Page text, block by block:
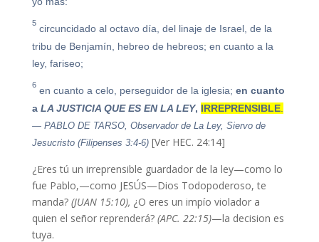
5circuncidado al octavo día, del linaje de Israel, de la
tribu de Benjamín, hebreo de hebreos; en cuanto a la
ley, fariseo;
6en cuanto a celo, perseguidor de la iglesia; en cuanto
a LA JUSTICIA QUE ES EN LA LEY, IRREPRENSIBLE.
— PABLO DE TARSO, Observador de La Ley, Siervo de
Jesucristo (Filipenses 3:4-6) [Ver HEC. 24:14]
¿Eres tú un irreprensible guardador de la ley—como lo
fue Pablo,—como JESÚS—Dios Todopoderoso, te
manda?(JUAN 15:10), ¿O eres un impío violador a
quien el señor reprenderá?(APC. 22:15)—la decision es
tuya.